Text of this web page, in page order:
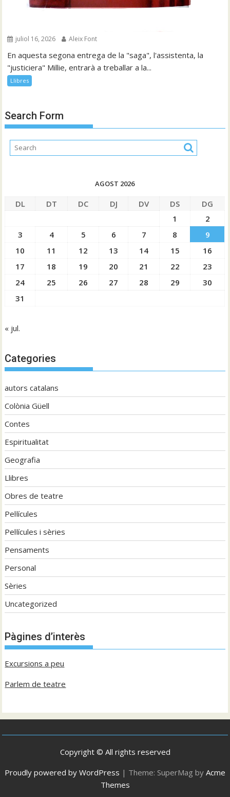
juliol 16, 2026 Aleix Font
En aquesta segona entrega de la "saga", l'assistenta, la
"justiciera" Millie, entrarà a treballar a la...
Llibres
Search Form
AGOST 2026
DL DT DC DJ DV DS
DG
1
2
3
4 5 6 7 8
9
10
11 12 13 14 15
16
17
18 19 20 21 22
23
24
25 26 27 28 29
30
31
« jul.
Categories
autors catalans
Colònia Güell
Contes
Espiritualitat
Geografia
Llibres
Obres de teatre
Pel·lícules
Pel·lícules i sèries
Pensaments
Personal
Sèries
Uncategorized
Pàgines d’interès
Excursions a peu
Parlem de teatre
Copyright © All rights reserved
Proudly powered by WordPress | Theme: SuperMag by Acme
Themes